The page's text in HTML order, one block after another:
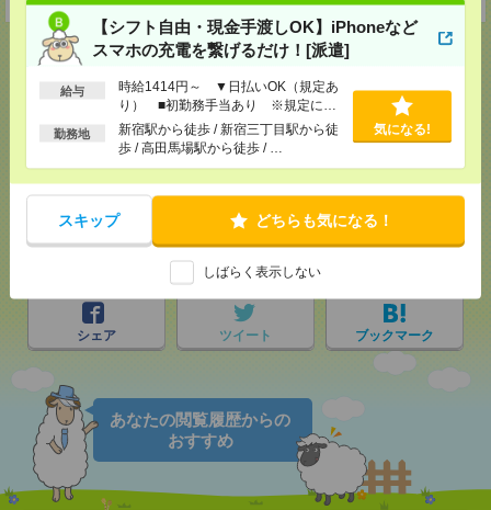
【シフト自由・現金手渡しOK】iPhoneなど
スマホの充電を繋げるだけ！[派遣]
給与
時給1414円～ ▼日払いOK（規定あ
り） ■初勤務手当あり ※規定によ
る
勤務地
新宿駅から徒歩 / 新宿三丁目駅から徒
歩 / 高田馬場駅から徒歩 / …
気になる!
スキップ どちらも気になる！
しばらく表示しない
応募ページへ
気になる！
で送る
シェア ツイート ブックマーク
あなたの閲覧履歴からの
おすすめ